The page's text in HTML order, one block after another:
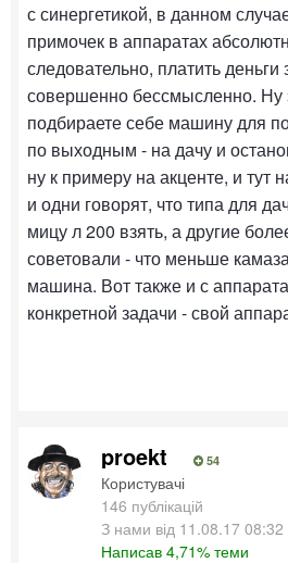
с синергетикой, в данном
примочек в аппаратах
следовательно, платить деньги
совершенно бессмысленно. Ну
подбираете себе машину для
по выходным - на дачу и
ну к примеру на акценте, и тут
и одни говорят, что типа для
мицу л 200 взять, а другие
советовали - что меньше
машина. Вот также и с
конкретной задачи - свой
proekt 54
Користувачі
146 публікацій
З нами від 11.08.17 08:32
Написав 4,71% теми